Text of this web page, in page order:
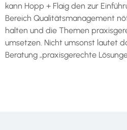
kann Hopp + Flaig den zur
Bereich Qualitätsmanagement
halten und die Themen
umsetzen. Nicht umsonst lautet
Beratung „praxisgerechte